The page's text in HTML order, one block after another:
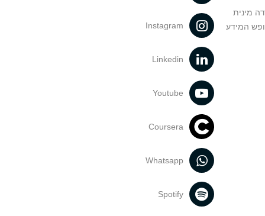
מינית
המידע
Instagram
Linkedin
Youtube
Coursera
Whatsapp
Spotify